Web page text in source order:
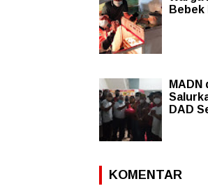
MADN
DAD
KOMENTAR